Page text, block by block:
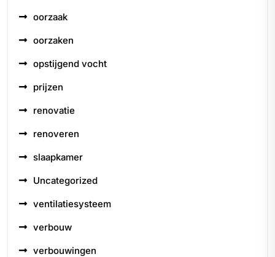
oorzaak
oorzaken
opstijgend vocht
prijzen
renovatie
renoveren
slaapkamer
Uncategorized
ventilatiesysteem
verbouw
verbouwingen